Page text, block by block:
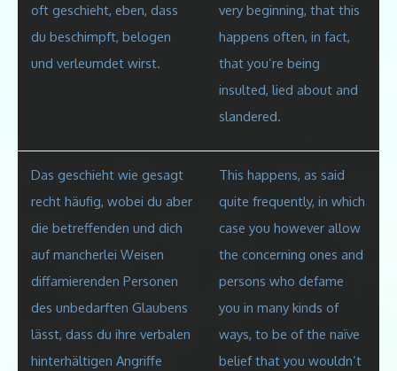
oft geschieht, eben, dass
du beschimpft, belogen
und verleumdet wirst.
very beginning, that this
happens often, in fact,
that you’re being
insulted, lied about and
slandered.
Das geschieht wie gesagt
recht häufig, wobei du aber
die betreffenden und dich
auf mancherlei Weisen
diffamierenden Personen
des unbedarften Glaubens
lässt, dass du ihre verbalen
hinterhältigen Angriffe
This happens, as said
quite frequently, in which
case you however allow
the concerning ones and
persons who defame
you in many kinds of
ways, to be of the naïve
belief that you wouldn’t